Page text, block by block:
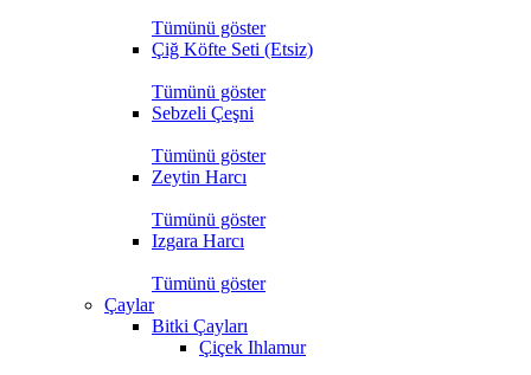
Tümünü göster
Çiğ Köfte Seti (Etsiz)
Tümünü göster
Sebzeli Çeşni
Tümünü göster
Zeytin Harcı
Tümünü göster
Izgara Harcı
Tümünü göster
Çaylar
Bitki Çayları
Çiçek Ihlamur